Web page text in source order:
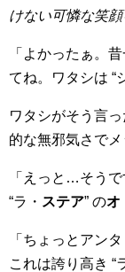
けない可憐な笑
「よかったぁ。
てね。ワタシは “
ワタシがそう言
的な無邪気さでメ
「えっと…そう
“ラ・ ステア” のオ
「ちょっとアン
これは誇り高き “